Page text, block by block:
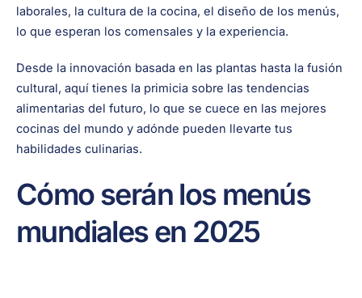
laborales, la cultura de la cocina, el diseño de los menús,
lo que esperan los comensales y la experiencia.
Desde la innovación basada en las plantas hasta la fusión
cultural, aquí tienes la primicia sobre las tendencias
alimentarias del futuro, lo que se cuece en las mejores
cocinas del mundo y adónde pueden llevarte tus
habilidades culinarias.
Cómo serán los menús
mundiales en 2025